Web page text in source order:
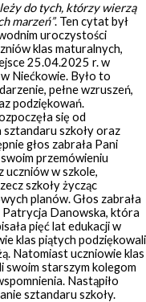
do tych, którzy wierzą
marzeń”. Ten cytat był
uroczystości
klas maturalnych,
25.04.2025 r. w
Niećkowie. Było to
pełne wzruszeń,
podziękowań.
się od
szkoły oraz
głos zabrała Pani
przemówieniu
uczniów w szkole,
szkoły życząc
planów. Głos zabrała
Danowska, która
pięć lat edukacji w
klas piątych podziękowali
Natomiast uczniowie klas
swoim starszym kolegom
Nastąpiło
sztandaru szkoły.